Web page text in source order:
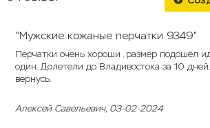
"Мужские кожаные перчатки 9349"
Перчатки очень хороши , размер подошёл
один. Долетели до Владивостока за 10
вернусь.
Алексей Савельевич, 03-02-2024